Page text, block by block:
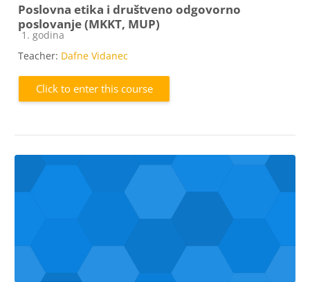
Poslovna etika i društveno odgovorno
poslovanje (MKKT, MUP)
Course category
1. godina
Teacher: Dafne Vidanec
Click to enter this course